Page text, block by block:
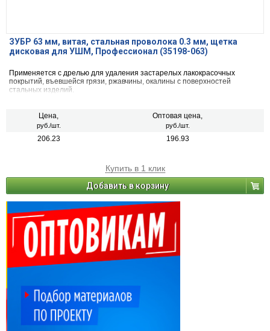
ЗУБР 63 мм, витая, стальная проволока 0.3 мм, щетка
дисковая для УШМ, Профессионал (35198-063)
Применяется с дрелью для удаления застарелых лакокрасочных
покрытий, въевшейся грязи, ржавчины, окалины с поверхностей
стальных изделий.
Цена,
руб./шт.
Оптовая цена,
руб./шт.
206.23 196.93
Купить в 1 клик
Добавить в корзину